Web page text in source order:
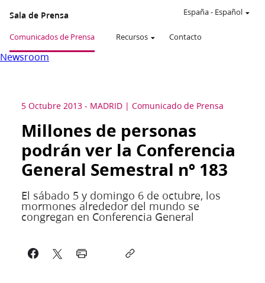
Sala de Prensa
Comunicados de Prensa Recursos Contacto
España- Español
Newsroom
5 Octubre 2013 - MADRID Comunicado de Prensa
Millones de personas
podrán ver la Conferencia
General Semestral nº 183
El sábado 5 y domingo 6 de octubre, los
mormones alrededor del mundo se
congregan en Conferencia General